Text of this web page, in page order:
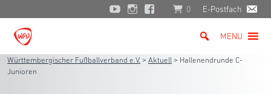
0 E-Postfach
MENU
Württembergischer Fußballverband e.V. > Aktuell > Hallenendrunde C-
Junioren